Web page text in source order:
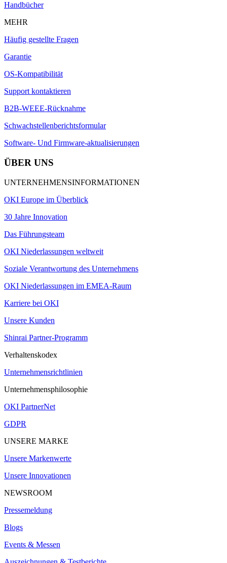
Handbücher
MEHR
Häufig gestellte Fragen
Garantie
OS-Kompatibilität
Support kontaktieren
B2B-WEEE-Rücknahme
Schwachstellenberichtsformular
Software- Und Firmware-aktualisierungen
ÜBER UNS
UNTERNEHMENSINFORMATIONEN
OKI Europe im Überblick
30 Jahre Innovation
Das Führungsteam
OKI Niederlassungen weltweit
Soziale Verantwortung des Unternehmens
OKI Niederlassungen im EMEA-Raum
Karriere bei OKI
Unsere Kunden
Shinrai Partner-Programm
Verhaltenskodex
Unternehmensrichtlinien
Unternehmensphilosophie
OKI PartnerNet
GDPR
UNSERE MARKE
Unsere Markenwerte
Unsere Innovationen
NEWSROOM
Pressemeldung
Blogs
Events & Messen